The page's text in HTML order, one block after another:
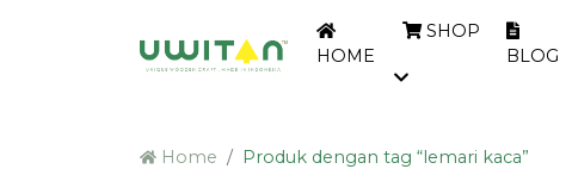
HOME
SHOP
BLOG
Home Produk dengan tag “lemari kaca”